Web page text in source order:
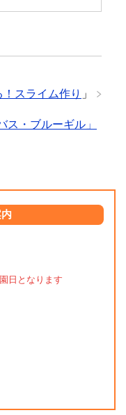
スライム作り 」
ス・ブルーギル」
日となります